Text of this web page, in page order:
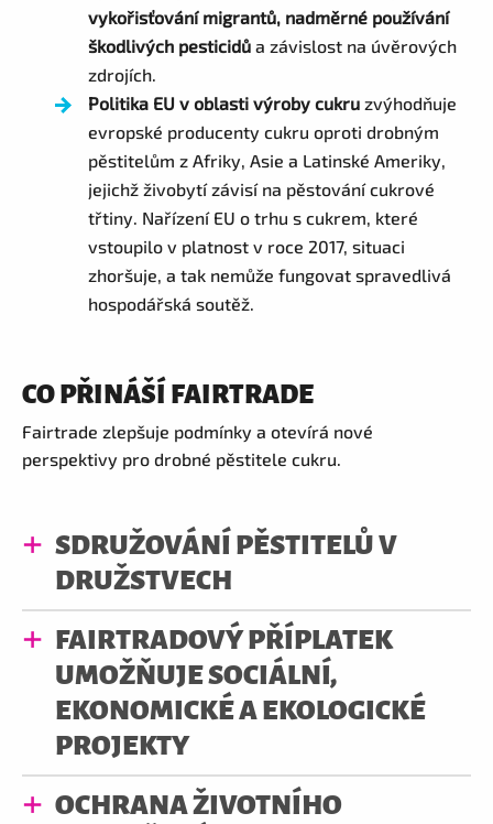
vykořisťování migrantů, nadměrné používání
škodlivých pesticidů a závislost na úvěrových
zdrojích.
Politika EU v oblasti výroby cukru zvýhodňuje
evropské producenty cukru oproti drobným
pěstitelům z Afriky, Asie a Latinské Ameriky,
jejichž živobytí závisí na pěstování cukrové
třtiny. Nařízení EU o trhu s cukrem, které
vstoupilo v platnost v roce 2017, situaci
zhoršuje, a tak nemůže fungovat spravedlivá
hospodářská soutěž.
CO PŘINÁŠÍ FAIRTRADE
Fairtrade zlepšuje podmínky a otevírá nové
perspektivy pro drobné pěstitele cukru.
SDRUŽOVÁNÍ PĚSTITELŮ V
DRUŽSTVECH
FAIRTRADOVÝ PŘÍPLATEK
UMOŽŇUJE SOCIÁLNÍ,
EKONOMICKÉ A EKOLOGICKÉ
PROJEKTY
OCHRANA ŽIVOTNÍHO